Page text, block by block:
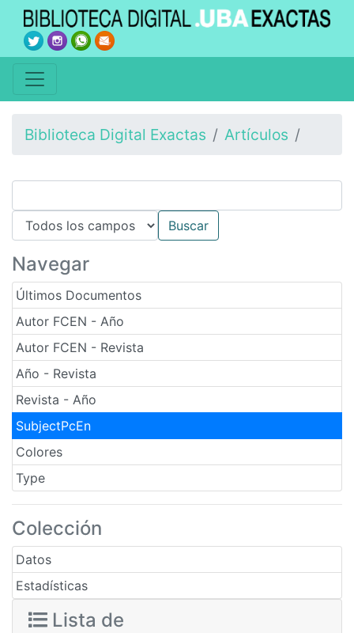
Biblioteca Digital Exactas Artículos
Navegar
Últimos Documentos
Autor FCEN - Año
Autor FCEN - Revista
Año - Revista
Revista - Año
SubjectPcEn
Colores
Type
Colección
Datos
Estadísticas
Lista de